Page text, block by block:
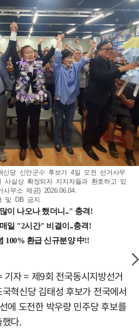
신당 신안군수 후보가 4일 오전 선거사무
사실상 확정되자 지지자들과 환호하고 있
무소 제공) 2026.06.04.
및 DB 금지
기자 = 제9회 전국동시지방선거
혁신당 김태성 후보가 전국에서
에 도전한 박우량 민주당 후보를
다.